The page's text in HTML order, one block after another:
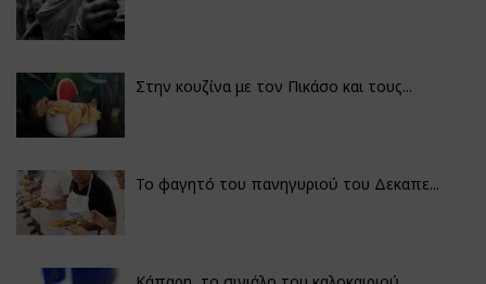
Στην κουζίνα με τον Πικάσο και τους...
Το φαγητό του πανηγυριού του Δεκαπε...